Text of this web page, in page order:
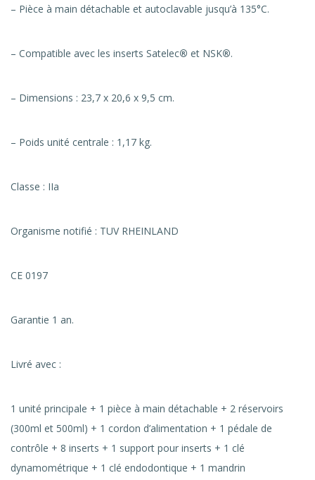
– Pièce à main détachable et autoclavable jusqu’à 135°C.
– Compatible avec les inserts Satelec® et NSK®.
– Dimensions : 23,7 x 20,6 x 9,5 cm.
– Poids unité centrale : 1,17 kg.
Classe : IIa
Organisme notifié : TUV RHEINLAND
CE 0197
Garantie 1 an.
Livré avec :
1 unité principale + 1 pièce à main détachable + 2 réservoirs
(300ml et 500ml) + 1 cordon d’alimentation + 1 pédale de
contrôle + 8 inserts + 1 support pour inserts + 1 clé
dynamométrique + 1 clé endodontique + 1 mandrin